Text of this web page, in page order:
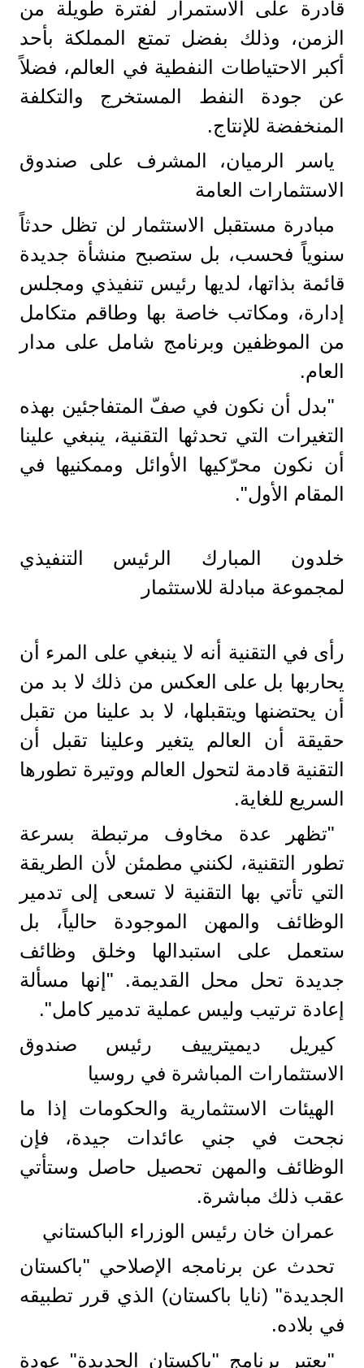
قادرة على الاستمرار لفترة طويلة من
الزمن، وذلك بفضل تمتع المملكة بأحد
أكبر الاحتياطات النفطية في العالم، فضلاً
عن جودة النفط المستخرج والتكلفة
المنخفضة للإنتاج.
ياسر الرميان، المشرف على صندوق
الاستثمارات العامة
مبادرة مستقبل الاستثمار لن تظل حدثاً
سنوياً فحسب، بل ستصبح منشأة جديدة
قائمة بذاتها، لديها رئيس تنفيذي ومجلس
إدارة، ومكاتب خاصة بها وطاقم متكامل
من الموظفين وبرنامج شامل على مدار
العام.
"بدل أن نكون في صفّ المتفاجئين بهذه
التغيرات التي تحدثها التقنية، ينبغي علينا
أن نكون محرّكيها الأوائل وممكنيها في
المقام الأول".
خلدون المبارك الرئيس التنفيذي
لمجموعة مبادلة للاستثمار
رأى في التقنية أنه لا ينبغي على المرء أن
يحاربها بل على العكس من ذلك لا بد من
أن يحتضنها ويتقبلها، لا بد علينا من تقبل
حقيقة أن العالم يتغير وعلينا تقبل أن
التقنية قادمة لتحول العالم ووتيرة تطورها
السريع للغاية.
"تظهر عدة مخاوف مرتبطة بسرعة
تطور التقنية، لكنني مطمئن لأن الطريقة
التي تأتي بها التقنية لا تسعى إلى تدمير
الوظائف والمهن الموجودة حالياً، بل
ستعمل على استبدالها وخلق وظائف
جديدة تحل محل القديمة. "إنها مسألة
إعادة ترتيب وليس عملية تدمير كامل".
كيريل ديميترييف رئيس صندوق
الاستثمارات المباشرة في روسيا
الهيئات الاستثمارية والحكومات إذا ما
نجحت في جني عائدات جيدة، فإن
الوظائف والمهن تحصيل حاصل وستأتي
عقب ذلك مباشرة.
عمران خان رئيس الوزراء الباكستاني
تحدث عن برنامجه الإصلاحي "باكستان
الجديدة" (نايا باكستان) الذي قرر تطبيقه
في بلاده.
"يعتبر برنامج "باكستان الجديدة" عودة